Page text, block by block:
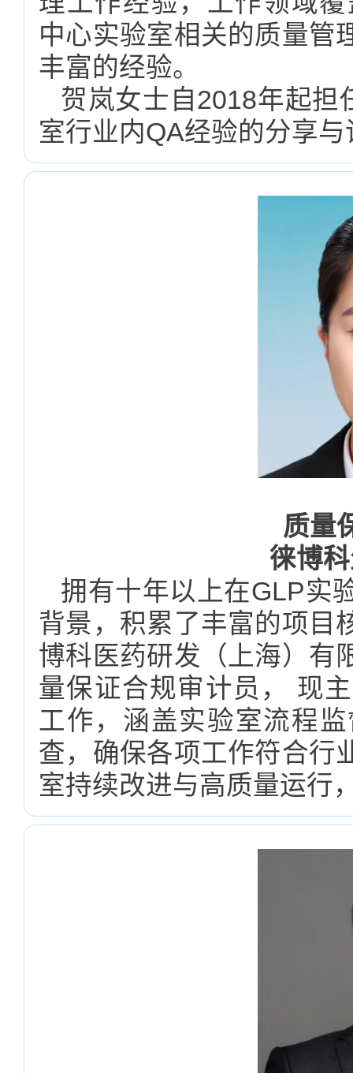
中心实验室相关的质量管
丰富的经验。
贺岚女士自2018年起担
室行业内QA经验的分享与
质量
徕博
拥有十年以上在GLP实
背景，积累了丰富的项目
博科医药研发（上海）有
量保证合规审计员， 现
工作，涵盖实验室流程
查，确保各项工作符合行
室持续改进与高质量运行